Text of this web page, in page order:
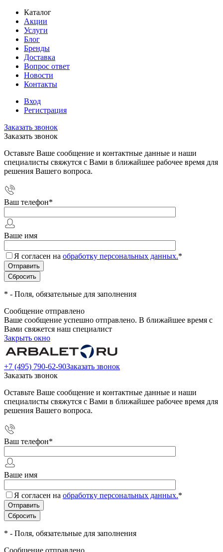
Каталог
Акции
Услуги
Блог
Бренды
Доставка
Вопрос ответ
Новости
Контакты
Вход
Регистрация
Заказать звонок
Заказать звонок
Оставьте Ваше сообщение и контактные данные и наши
специалисты свяжутся с Вами в ближайшее рабочее время для
решения Вашего вопроса.
Ваш телефон*
Ваше имя
Я согласен на обработку персональных данных.*
* - Поля, обязательные для заполнения
Сообщение отправлено
Ваше сообщение успешно отправлено. В ближайшее время с
Вами свяжется наш специалист
Закрыть окно
+7 (495) 790-62-90Заказать звонок
Заказать звонок
Оставьте Ваше сообщение и контактные данные и наши
специалисты свяжутся с Вами в ближайшее рабочее время для
решения Вашего вопроса.
Ваш телефон*
Ваше имя
Я согласен на обработку персональных данных.*
* - Поля, обязательные для заполнения
Сообщение отправлено